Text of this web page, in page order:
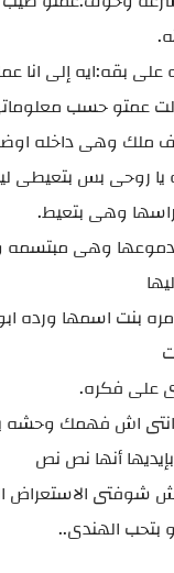
بقه:ايه إلى انا
عمتو حسب
ملك وهى داخله اوضه
يا روحى بس بتعيطى
وهى بتعيط.
وهى مبتسمه
بنت اسمها
على فكره.
اش فهمك وحشه
أنها نص نص
الاستعراض
بتحب الهندى..